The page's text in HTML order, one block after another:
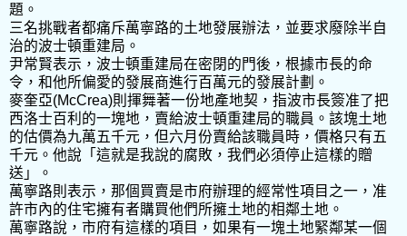
題。
三名挑戰者都痛斥萬寧路的土地發展辦法，並要求廢除半自
治的波士頓重建局。
尹常賢表示，波士頓重建局在密閉的門後，根據市長的命
令，和他所偏愛的發展商進行百萬元的發展計劃。
麥奎亞(McCrea)則揮舞著一份地產地契，指波市長簽准了把
西洛士百利的一塊地，賣給波士頓重建局的職員。該塊土地
的估價為九萬五千元，但六月份賣給該職員時，價格只有五
千元。他說「這就是我說的腐敗，我們必須停止這樣的贈
送」。
萬寧路則表示，那個買賣是市府辦理的經常性項目之一，准
許市內的住宅擁有者購買他們所擁土地的相鄰土地。
萬寧路說，市府有這樣的項目，如果有一塊土地緊鄰某一個